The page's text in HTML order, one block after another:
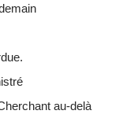
au-delà